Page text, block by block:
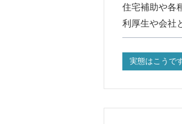
住宅補助や各
利厚生や会社
実態はこうで